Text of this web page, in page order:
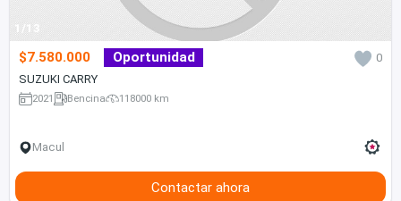
1/13
$7.580.000 Oportunidad
0
SUZUKI CARRY
2021 Bencina 118000 km
Macul
Contactar ahora